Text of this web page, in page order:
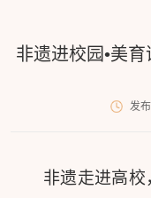
非遗进校园•美
发
非遗走进高